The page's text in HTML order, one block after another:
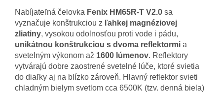
Nabíjateľná čelovka Fenix HM65R-T V2.0 sa
vyznačuje konštrukciou z ľahkej magnéziovej
zliatiny, vysokou odolnosťou proti vode i pádu,
unikátnou konštrukciou s dvoma reflektormi a
svetelným výkonom až 1600 lúmenov. Reflektory
vytvárajú dobre zaostrené svetelné lúče, ktoré svietia
do diaľky aj na blízko zároveň. Hlavný reflektor svieti
chladným bielym svetlom cca 6500K (tzv. denná biela)